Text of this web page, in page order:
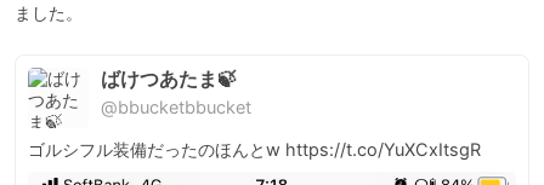
ました。
ばけつあたま🍃
@bbucketbbucket
ゴルシフル装備だったのほんとw https://t.co/YuXCxItsgR